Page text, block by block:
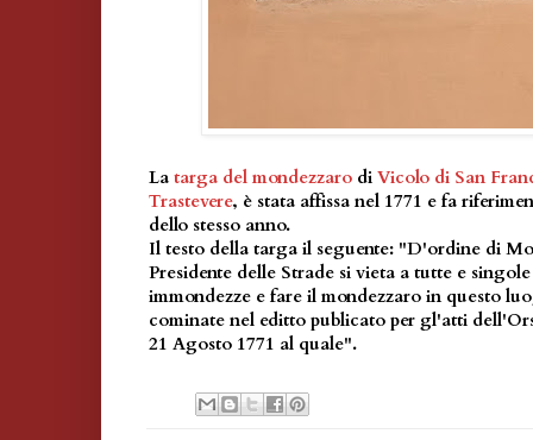
La targa del mondezzaro di Vicolo di San
Trastevere, è stata affissa nel 1771 e fa
dello stesso anno.
Il testo della targa il seguente: "D'ordine di
Presidente delle Strade si vieta a tutte e
immondezze e fare il mondezzaro in questo
cominate nel editto publicato per gl'atti
21 Agosto 1771 al quale".